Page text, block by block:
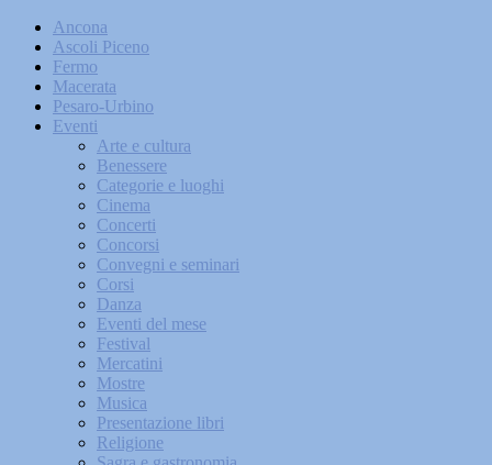
Ancona
Ascoli Piceno
Fermo
Macerata
Pesaro-Urbino
Eventi
Arte e cultura
Benessere
Categorie e luoghi
Cinema
Concerti
Concorsi
Convegni e seminari
Corsi
Danza
Eventi del mese
Festival
Mercatini
Mostre
Musica
Presentazione libri
Religione